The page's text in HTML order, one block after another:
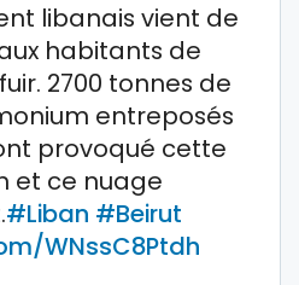
libanais vient de
habitants de
2700 tonnes de
entreposés
provoqué cette
et ce nuage
#Liban #Beirut
WNssC8Ptdh